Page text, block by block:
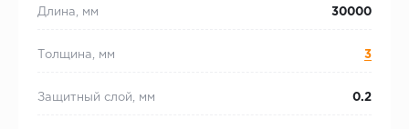
Длина, мм 30000
Толщина, мм 3
Защитный слой, мм 0.2